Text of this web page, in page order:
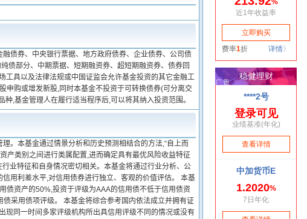
债券、中央银行票据、地方政府债券、企业债券、公司债
债部分、中期票据、短期融资券、超短期融资券、债券回
工具以及法律法规或中国证监会允许基金投资的其它金融工
申购或增发新股,同时本基金不投资于可转换债券(可分离交
,基金管理人在履行适当程序后,可以将其纳入投资范围。
。本基金通过情景分析和历史预测相结合的方法,“自上而
产类别之间进行类属配置,进而确定具有最优风险收益特征
业特征和自身情况密切相关。本基金将通过行业分析、公
用利差水平,对信用债券进行独立、客观的价值评估。 本基
债资产的50%,投资于评级为AAA的信用债不低于信用债资
采用债项评级。 本基金将综合参考国内依法成立并拥有证
现同一时间多家评级机构所出具信用评级不同的情况或没有